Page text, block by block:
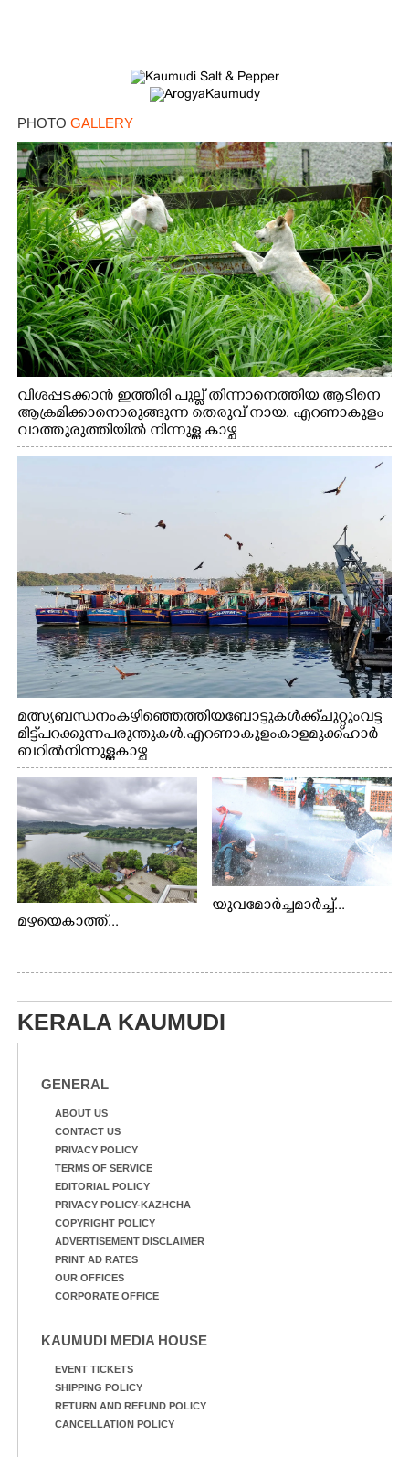
PHOTO GALLERY
വിശപ്പടക്കാൻ ഇത്തിരി പുല്ല് തിന്നാനെത്തിയ ആടിനെ
ആക്രമിക്കാനൊരുങ്ങുന്ന തെരുവ് നായ. എറണാകുളം
വാത്തുരുത്തിയിൽ നിന്നുള്ള കാഴ്ച
മത്സ്യബന്ധനം കഴിഞ്ഞെത്തിയ ബോട്ടുകൾക്ക് ചുറ്റും വട്ട
മിട്ട് പറക്കുന്ന പരുന്തുകൾ. എറണാകുളം കാളമുക്ക് ഹാർ
ബറിൽ നിന്നുള്ള കാഴ്ച
മഴയെകാത്ത്...
യുവമോർച്ചമാർച്ച്...
KERALA KAUMUDI
GENERAL
ABOUT US
CONTACT US
PRIVACY POLICY
TERMS OF SERVICE
EDITORIAL POLICY
PRIVACY POLICY-KAZHCHA
COPYRIGHT POLICY
ADVERTISEMENT DISCLAIMER
PRINT AD RATES
OUR OFFICES
CORPORATE OFFICE
KAUMUDI MEDIA HOUSE
EVENT TICKETS
SHIPPING POLICY
RETURN AND REFUND POLICY
CANCELLATION POLICY